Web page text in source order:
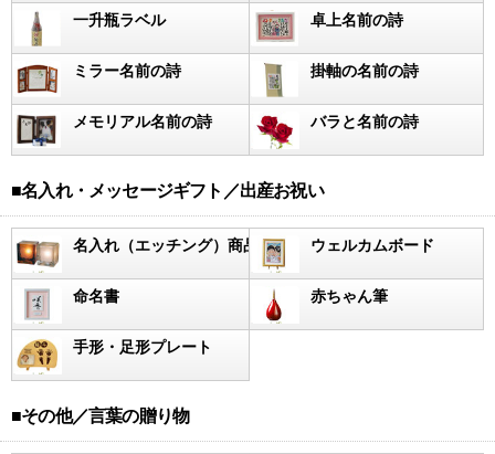
一升瓶ラベル 卓上名前の詩
ミラー名前の詩 掛軸の名前の詩
メモリアル名前の詩 バラと名前の詩
■名入れ・メッセージギフト／出産お祝い
名入れ（エッチング）商品 ウェルカムボード
命名書 赤ちゃん筆
手形・足形プレート
■その他／言葉の贈り物